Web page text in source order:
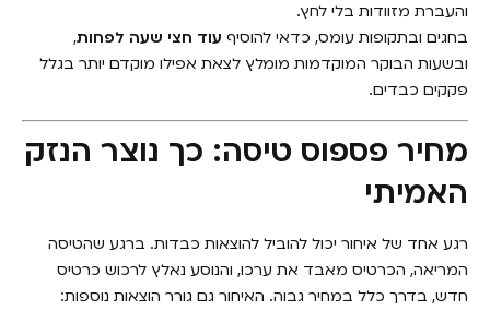
והעברת מזוודות בלי לחץ.
בחגים ובתקופות עומס, כדאי להוסיףעוד חצי שעה לפחות,
ובשעות הבוקר המוקדמות מומלץ לצאת אפילו מוקדם יותר בגלל
פקקים כבדים.
מחיר פספוס טיסה: כך נוצר הנזק
האמיתי
רגע אחד של איחור יכול להוביל להוצאות כבדות. ברגע שהטיסה
המריאה, הכרטיס מאבד את ערכו, והנוסע נאלץ לרכוש כרטיס
חדש, בדרך כלל במחיר גבוה. האיחור גם גורר הוצאות נוספות: